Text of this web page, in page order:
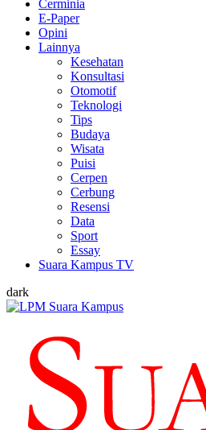
Cerminia
E-Paper
Opini
Lainnya
Kesehatan
Konsultasi
Otomotif
Teknologi
Tips
Budaya
Wisata
Puisi
Cerpen
Cerbung
Resensi
Data
Sport
Essay
Suara Kampus TV
dark